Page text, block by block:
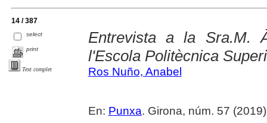
14 / 387
select
print
Text complet
Entrevista a la Sra.M.
l'Escola Politècnica
Ros Nuño, Anabel
En: Punxa. Girona, núm. 57